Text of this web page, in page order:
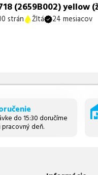
(2659B002) yellow
strán Žltá 24 mesiacov
do 15:30 doručíme
pracovný deň.